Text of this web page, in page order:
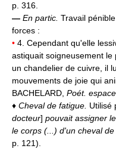
p. 316.
— En partic. Travail
forces :
• 4. Cependant qu'elle
astiquait soigneusement
un chandelier de cuivre, il
mouvements de joie qui
BACHELARD, Poét. espace,
♦ Cheval de fatigue. Utilisé
docteur] pouvait assigner
le corps (...) d'un cheval
p. 121).